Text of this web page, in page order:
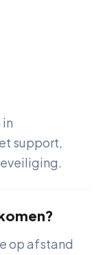
support,
op afstand